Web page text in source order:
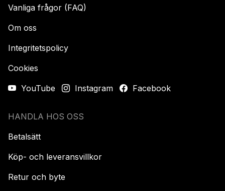
Vanliga frågor (FAQ)
Om oss
Integritetspolicy
Cookies
YouTube
Instagram Facebook
HANDLA HOS OSS
Betalsätt
Köp- och leveransvillkor
Retur och byte